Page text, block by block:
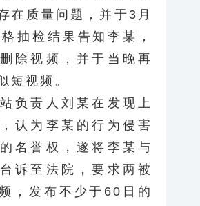
在质量问题，并于3月
抽检结果告知李某，
除视频，并于当晚再
短视频。
责人刘某在发现上
认为李某的行为侵害
名誉权，遂将李某与
诉至法院，要求两被
，发布不少于60日的